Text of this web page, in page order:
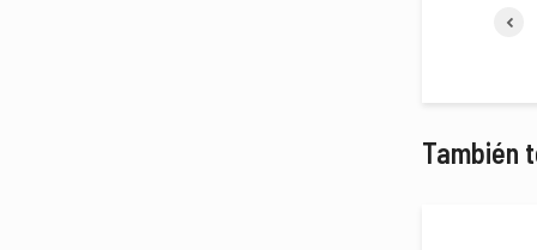
También